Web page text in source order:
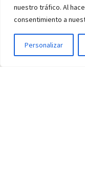
nuestro tráfico. Al
consentimiento a
Personalizar
ES